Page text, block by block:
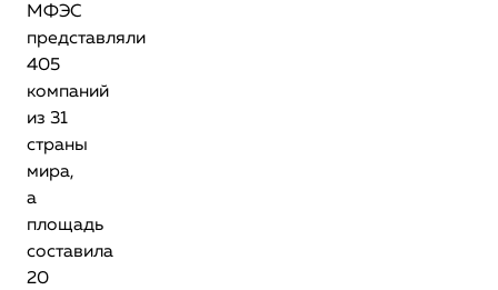
МФЭС
представляли
405
компаний
из 31
страны
мира,
а
площадь
составила
20